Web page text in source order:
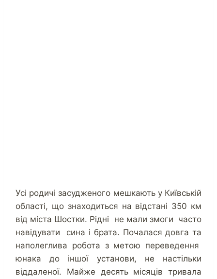
Усі родичі засудженого мешкають у Київській
області, що знаходиться на відстані 350 км
від міста Шостки. Рідні не мали змоги часто
навідувати сина і брата. Почалася довга та
наполеглива робота з метою переведення
юнака до іншої установи, не настільки
віддаленої. Майже десять місяців тривала